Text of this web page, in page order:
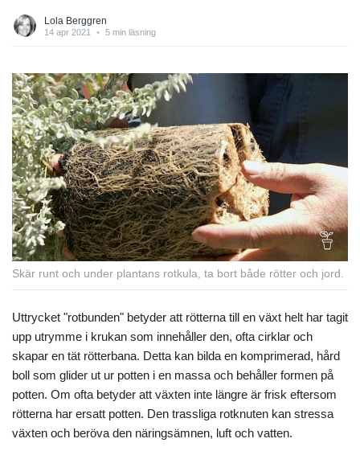
Lola Berggren
14 apr 2021 • 5 min läsning
Skär runt och under plantans rotkula, ta bort både rötter och jord.
Uttrycket "rotbunden" betyder att rötterna till en växt helt har tagit
upp utrymme i krukan som innehåller den, ofta cirklar och
skapar en tät rötterbana. Detta kan bilda en komprimerad, hård
boll som glider ut ur potten i en massa och behåller formen på
potten. Om ofta betyder att växten inte längre är frisk eftersom
rötterna har ersatt potten. Den trassliga rotknuten kan stressa
växten och beröva den näringsämnen, luft och vatten.